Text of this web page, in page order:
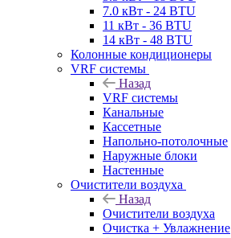
7.0 кВт - 24 BTU
11 кВт - 36 BTU
14 кВт - 48 BTU
Колонные кондиционеры
VRF системы
Назад
VRF системы
Канальные
Кассетные
Напольно-потолочные
Наружные блоки
Настенные
Очистители воздуха
Назад
Очистители воздуха
Очистка + Увлажнение